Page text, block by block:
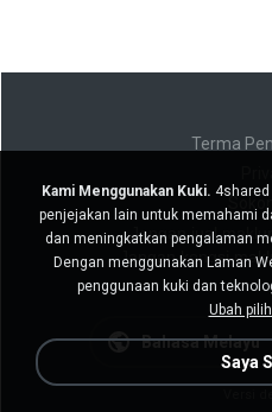
Terma
Jangan jual
Jangan kongsi
Bahasa Melayu
Kami Menggunakan Kuki.
penjejakan lain untuk memahami
dan meningkatkan pengalaman
Dengan menggunakan Laman
penggunaan kuki dan
Ubah
Saya